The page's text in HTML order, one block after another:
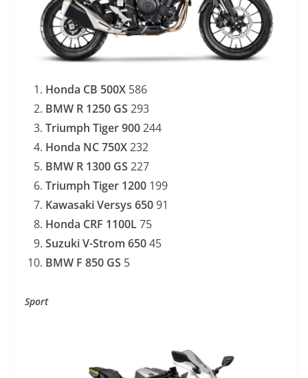
Honda CB 500X 586
BMW R 1250 GS 293
Triumph Tiger 900244
Honda NC 750X232
BMW R 1300 GS 227
Triumph Tiger 1200 199
Kawasaki Versys 65091
Honda CRF 1100L75
Suzuki V-Strom 65045
BMW F 850 GS 5
Sport